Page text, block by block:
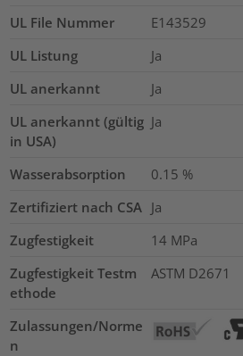
UL File Nummer
E143529
UL Listung
Ja
UL anerkannt
Ja
UL anerkannt (gültig
in USA)
Ja
Wasserabsorption 0.15 %
Zertifiziert nach CSA Ja
Zugfestigkeit
14 MPa
Zugfestigkeit Testm
ethode
ASTM D2671
Zulassungen/Norme
n